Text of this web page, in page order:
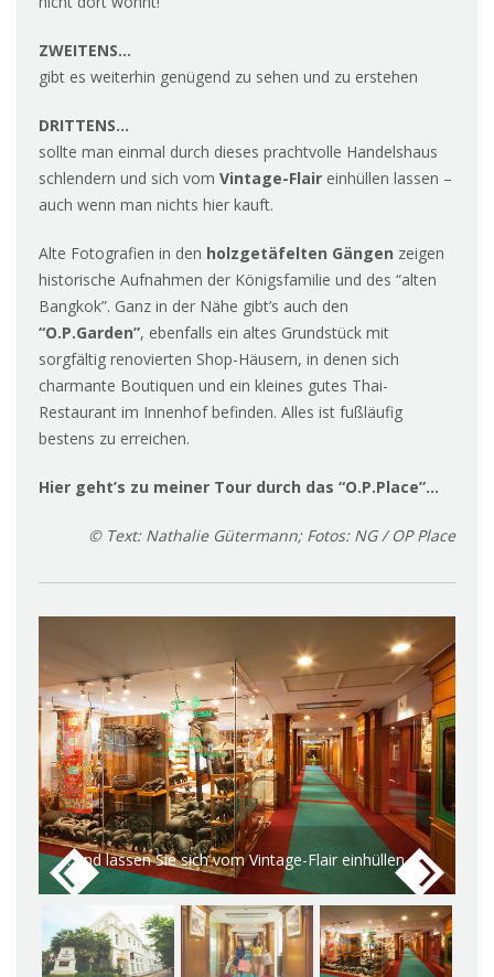
ZWEITENS…
gibt es weiterhin genügend zu sehen und zu erstehen
DRITTENS…
sollte man einmal durch dieses prachtvolle Handelshaus
schlendern und sich vom Vintage-Flair einhüllen lassen –
auch wenn man nichts hier kauft.
Alte Fotografien in den holzgetäfelten Gängen zeigen
historische Aufnahmen der Königsfamilie und des “alten
Bangkok”. Ganz in der Nähe gibt’s auch den
“O.P.Garden”, ebenfalls ein altes Grundstück mit
sorgfältig renovierten Shop-Häusern, in denen sich
charmante Boutiquen und ein kleines gutes Thai-
Restaurant im Innenhof befinden. Alles ist fußläufig
bestens zu erreichen.
Hier geht’s zu meiner Tour durch das “O.P.Place”…
© Text: Nathalie Gütermann; Fotos: NG / OP Place
... auch wenn Sie nichts hier kaufen!